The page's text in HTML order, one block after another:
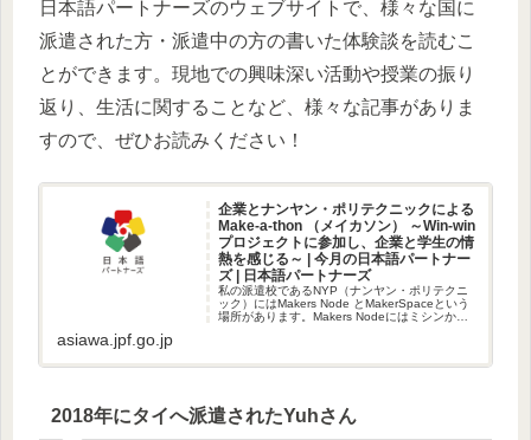
日本語パートナーズのウェブサイトで、様々な国に
派遣された方・派遣中の方の書いた体験談を読むこ
とができます。現地での興味深い活動や授業の振り
返り、生活に関することなど、様々な記事がありま
すので、ぜひお読みください！
企業とナンヤン・ポリテクニックによる
Make-a-thon （メイカソン） ～Win-win
プロジェクトに参加し、企業と学生の情
熱を感じる～ | 今月の日本語パートナー
ズ | 日本語パートナーズ
私の派遣校であるNYP（ナンヤン・ポリテクニ
ック）にはMakers Node とMakerSpaceという
場所があります。Makers Nodeにはミシンから
asiawa.jpf.go.jp
2018年にタイへ派遣されたYuhさん